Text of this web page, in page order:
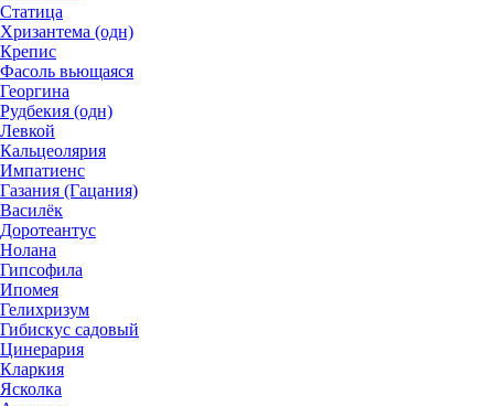
Статица
Хризантема (одн)
Крепис
Фасоль вьющаяся
Георгина
Рудбекия (одн)
Левкой
Кальцеолярия
Импатиенс
Газания (Гацания)
Василёк
Доротеантус
Нолана
Гипсофила
Ипомея
Гелихризум
Гибискус садовый
Цинерария
Кларкия
Ясколка